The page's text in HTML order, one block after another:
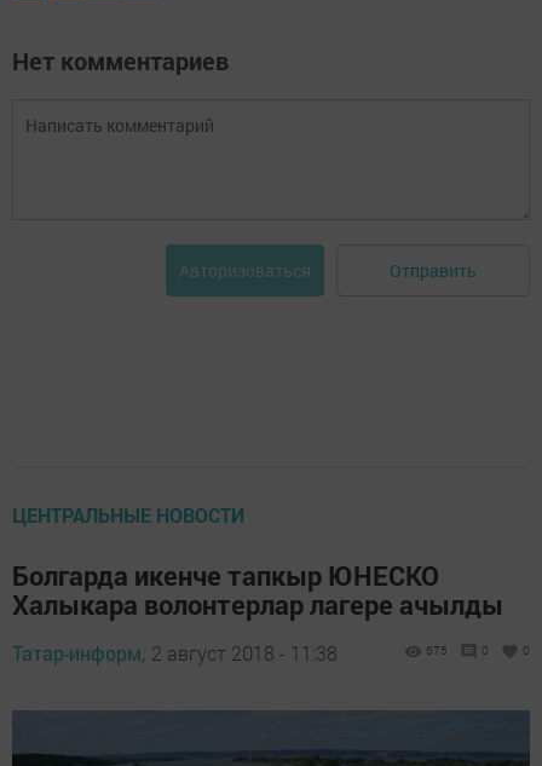
Нет комментариев
Авторизоваться Отправить
ЦЕНТРАЛЬНЫЕ НОВОСТИ
Болгарда икенче тапкыр ЮНЕСКО
Халыкара волонтерлар лагере ачылды
Татар-информ, 2 август 2018 - 11:38 675 0 0